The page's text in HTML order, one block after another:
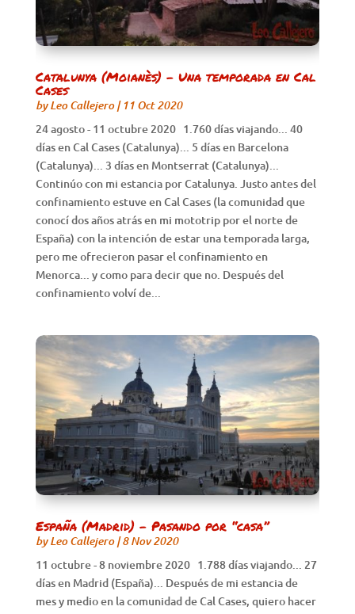
Catalunya (Moianès) – Una temporada en Cal
Cases
byLeo Callejero| 11 Oct 2020
24 agosto - 11 octubre 2020 1.760 días viajando... 40
días en Cal Cases (Catalunya)... 5 días en Barcelona
(Catalunya)... 3 días en Montserrat (Catalunya)...
Continúo con mi estancia por Catalunya. Justo antes del
confinamiento estuve en Cal Cases (la comunidad que
conocí dos años atrás en mi mototrip por el norte de
España) con la intención de estar una temporada larga,
pero me ofrecieron pasar el confinamiento en
Menorca... y como para decir que no. Después del
confinamiento volví de...
España (Madrid) – Pasando por “casa”
byLeo Callejero|8 Nov 2020
11 octubre - 8 noviembre 2020 1.788 días viajando... 27
días en Madrid (España)... Después de mi estancia de
mes y medio en la comunidad de Cal Cases, quiero hacer